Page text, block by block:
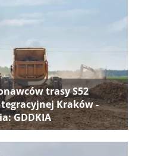
trasy S52
Kraków -
GDDKIA